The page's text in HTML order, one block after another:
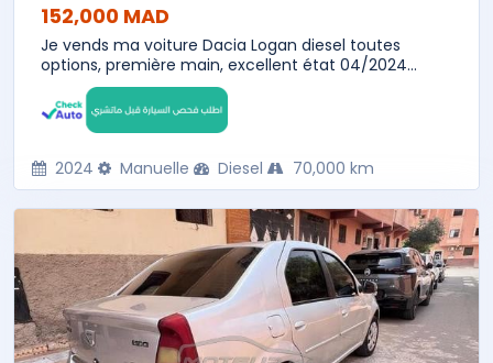
152,000 MAD
Je vends ma voiture Dacia Logan diesel toutes
options, première main, excellent état 04/2024...
2024 Manuelle Diesel 70,000 km